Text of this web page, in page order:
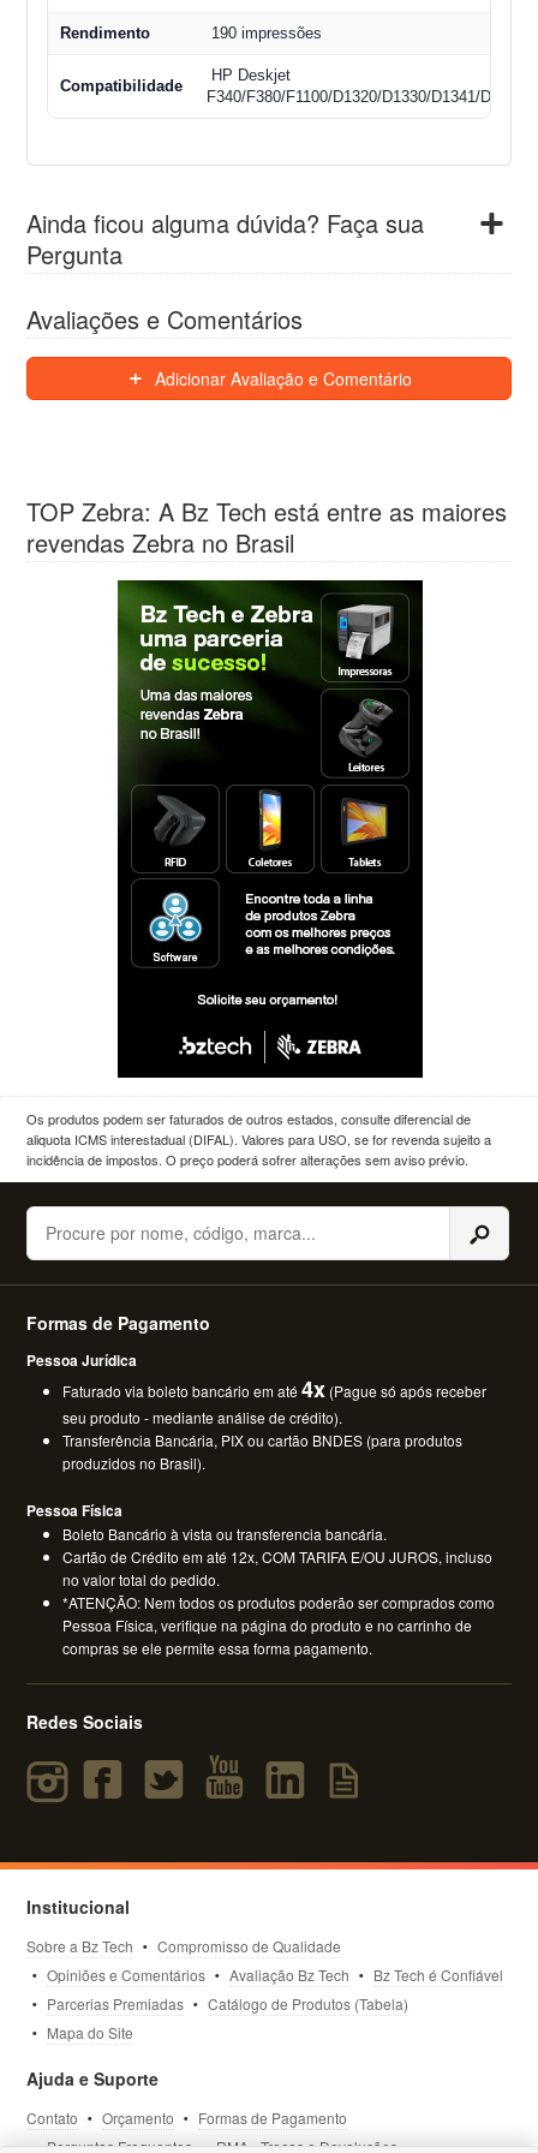
Rendimento 190 impressões
Compatibilidade
HP Deskjet
F340/F380/F1100/D1320/D1330/D1341/
Ainda ficou alguma dúvida? Faça sua
Pergunta
Avaliações e Comentários
Adicionar Avaliação e Comentário
TOP Zebra: A Bz Tech está entre as maiores
revendas Zebra no Brasil
Os produtos podem ser faturados de outros estados, consulte diferencial de
aliquota ICMS interestadual (DIFAL). Valores para USO, se for revenda sujeito a
incidência de impostos. O preço poderá sofrer alterações sem aviso prévio.
Buscar
Formas de Pagamento
Pessoa Jurídica
Faturado via boleto bancário em até4x (Pague só após receber
seu produto - mediante análise de crédito).
Transferência Bancária, PIX ou cartão BNDES (para produtos
produzidos no Brasil).
Pessoa Física
Boleto Bancário à vista ou transferencia bancária.
Cartão de Crédito em até 12x, COM TARIFA E/OU JUROS, incluso
no valor total do pedido.
*ATENÇÃO: Nem todos os produtos poderão ser comprados como
Pessoa Física, verifique na página do produto e no carrinho de
compras se ele permite essa forma pagamento.
Redes Sociais
Institucional
Sobre a Bz Tech
Compromisso de Qualidade
Opiniões e Comentários
Avaliação Bz Tech
Bz Tech é Confiável
Parcerias Premiadas
Catálogo de Produtos (Tabela)
Mapa do Site
Ajuda e Suporte
Contato Orçamento
Formas de Pagamento
Perguntas Frequentes
RMA - Trocas e Devoluções